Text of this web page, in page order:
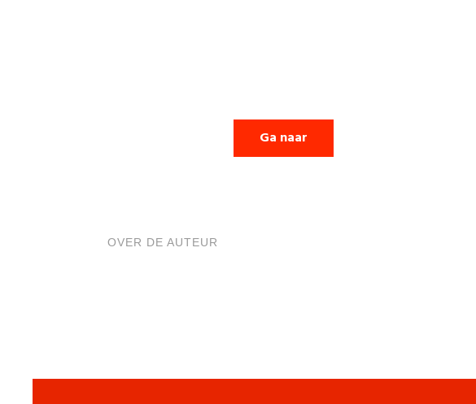
Ga naar
OVER DE AUTEUR